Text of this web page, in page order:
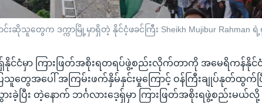
ဆိုသူတွေက ဒက္ကာမြို့မှာရှိတဲ့ နိုင်ငံ့ဖခင်ကြီး Sheikh Mujibur Rahman
ရှ်နိုင်ငံမှာ ကြားဖြတ်အစိုးရတရပ်ဖွဲ့စည်းလိုက်တာကို အမေရိကန်နို
သူတွေအပေါ် အကြမ်းဖက်နှိမ်နှင်းမှုကြောင့် ဝန်ကြီးချုပ်နုတ်ထွက်ပ
ားခဲ့ပြီး တဲ့နောက် ဘင်္ဂလားဒေ့ရှ်မှာ ကြားဖြတ်အစိုးရဖွဲ့စည်းမ